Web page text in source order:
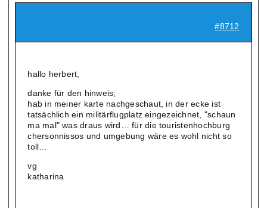
#8712
hallo herbert,
danke für den hinweis;
hab in meiner karte nachgeschaut, in der ecke ist
tatsächlich ein militärflugplatz eingezeichnet, "schaun
ma mal" was draus wird… für die touristenhochburg
chersonnissos und umgebung wäre es wohl nicht so
toll…
vg
katharina